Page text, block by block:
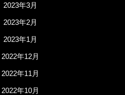
2023年3月
2023年2月
2023年1月
2022年12月
2022年11月
2022年10月